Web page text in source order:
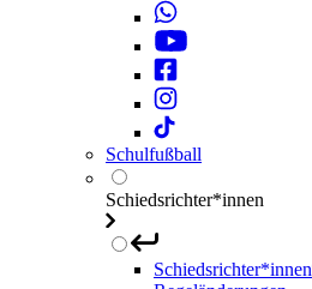
Schulfußball
Schiedsrichter*innen
Schiedsrichter*innen